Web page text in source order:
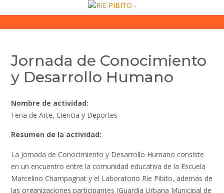
to
Jornada de Conocimiento
y Desarrollo Humano
Nombre de actividad:
Feria de Arte, Ciencia y Deportes
Resumen de la actividad:
La Jornada de Conocimiento y Desarrollo Humano consiste
en un encuentro entre la comunidad educativa de la Escuela
Marcelino Champagnat y el Laboratorio Ríe Pibito, además de
las organizaciones participantes (Guardia Urbana Municipal de